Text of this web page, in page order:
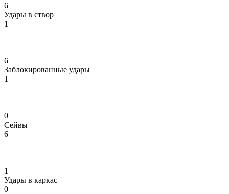
6
Удары в створ
1
6
Заблокированные удары
1
0
Сейвы
6
1
Удары в каркас
0